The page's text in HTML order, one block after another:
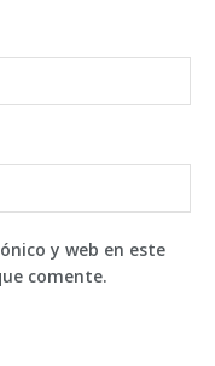
y web en este
comente.